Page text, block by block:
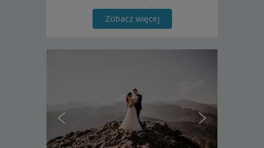
uśmiechy, szczęście, spojrzenia i inne
Zobacz więcej